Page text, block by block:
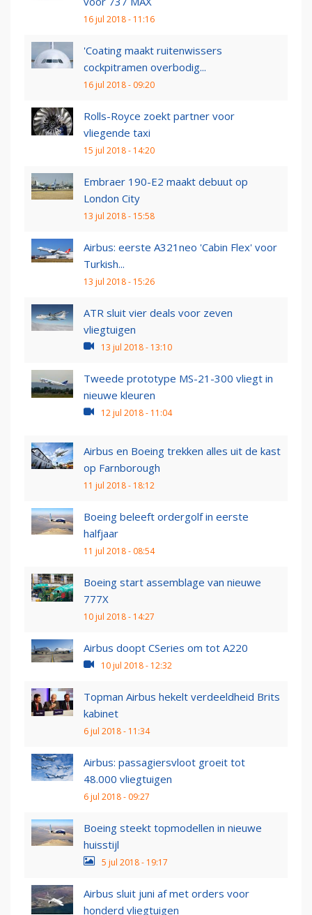
16 jul 2018 - 11:16
'Coating maakt ruitenwissers
cockpitramen overbodig...
16 jul 2018 - 09:20
Rolls-Royce zoekt partner voor
vliegende taxi
15 jul 2018 - 14:20
Embraer 190-E2 maakt debuut op
London City
13 jul 2018 - 15:58
Airbus: eerste A321neo 'Cabin Flex' voor
Turkish...
13 jul 2018 - 15:26
ATR sluit vier deals voor zeven
vliegtuigen
13 jul 2018 - 13:10
Tweede prototype MS-21-300 vliegt in
nieuwe kleuren
12 jul 2018 - 11:04
Airbus en Boeing trekken alles uit de kast
op Farnborough
11 jul 2018 - 18:12
Boeing beleeft ordergolf in eerste
halfjaar
11 jul 2018 - 08:54
Boeing start assemblage van nieuwe
777X
10 jul 2018 - 14:27
Airbus doopt CSeries om tot A220
10 jul 2018 - 12:32
Topman Airbus hekelt verdeeldheid Brits
kabinet
6 jul 2018 - 11:34
Airbus: passagiersvloot groeit tot
48.000 vliegtuigen
6 jul 2018 - 09:27
Boeing steekt topmodellen in nieuwe
huisstijl
5 jul 2018 - 19:17
Airbus sluit juni af met orders voor
honderd vliegtuigen